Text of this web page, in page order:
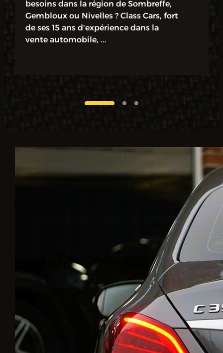
besoins dans la région de Sombreffe,
Gembloux ou Nivelles ? Class Cars, fort
de ses 15 ans d'expérience dans la
vente automobile, ...